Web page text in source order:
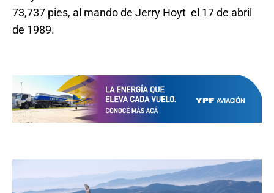
73,737 pies, al mando de Jerry Hoyt el 17 de abril
de 1989.